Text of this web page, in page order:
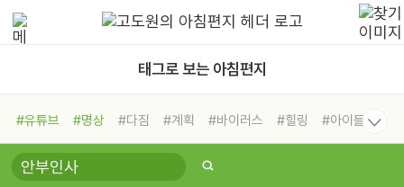
태그로 보는 아침편지
#유튜브 #명상 #다짐 #계획 #바이러스 #힐링
#아이들
#비전캠프
#독서캠프 #삶
#희망
#나눔 #친구 #링컨학교